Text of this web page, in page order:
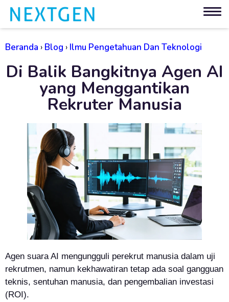
Beranda › Blog › Ilmu Pengetahuan Dan Teknologi
Di Balik Bangkitnya Agen AI
yang Menggantikan
Rekruter Manusia
Agen suara AI mengungguli perekrut manusia dalam uji
rekrutmen, namun kekhawatiran tetap ada soal gangguan
teknis, sentuhan manusia, dan pengembalian investasi
(ROI).